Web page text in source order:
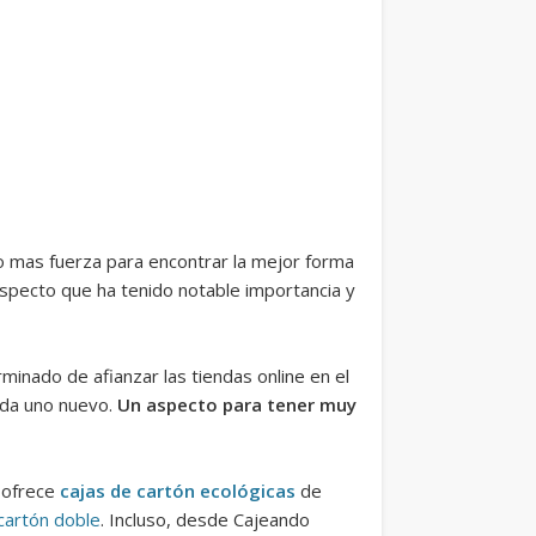
fuerza para encontrar la mejor forma
que ha tenido notable importancia y
de afianzar las tiendas online en el
uno nuevo. Un aspecto para tener muy
cajas de cartón ecológicas de
doble. Incluso, desde Cajeando